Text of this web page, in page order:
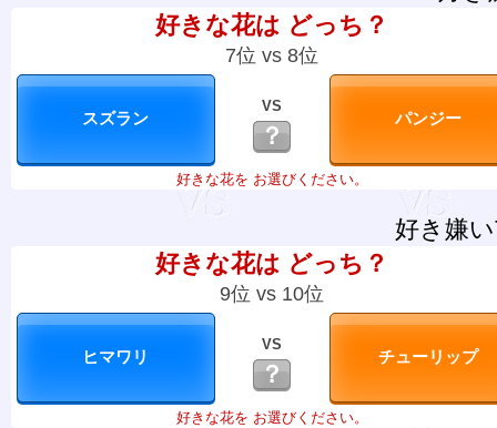
好きな花は どっち？
7位 vs 8位
VS
？
好きな花を お選びください。
好き嫌
好きな花は どっち？
9位 vs 10位
VS
？
好きな花を お選びください。